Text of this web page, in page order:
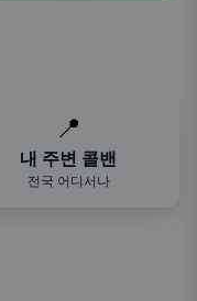
📍
내 주변 콜밴
전국 어디서나